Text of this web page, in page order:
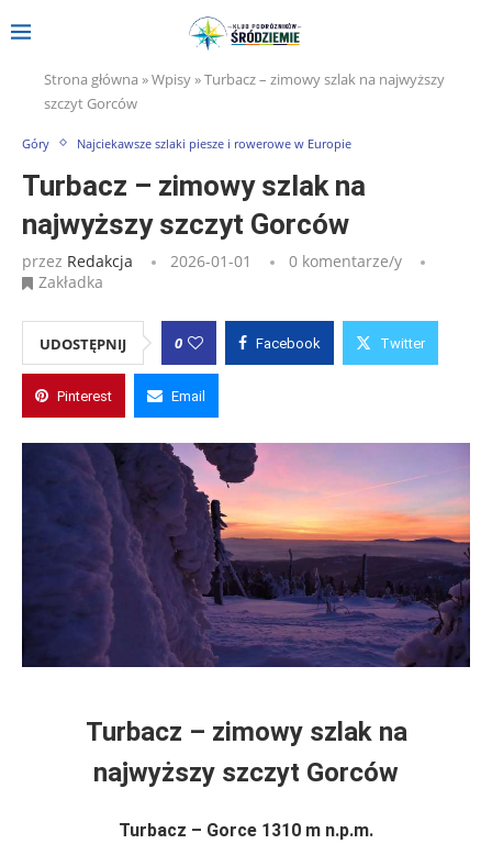
Strona główna »Wpisy»Turbacz – zimowy szlak na najwyższy
szczyt Gorców
Góry Najciekawsze szlaki piesze i rowerowe w Europie
Turbacz – zimowy szlak na
najwyższy szczyt Gorców
przez Redakcja 2026-01-01
0 komentarze/y
Zakładka
UDOSTĘPNIJ 0 Facebook Twitter
Pinterest Email
Turbacz – zimowy szlak na
najwyższy szczyt Gorców
Turbacz – Gorce 1310 m n.p.m.